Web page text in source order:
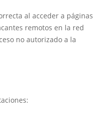
al acceder a páginas
remotos en la red
no autorizado a la